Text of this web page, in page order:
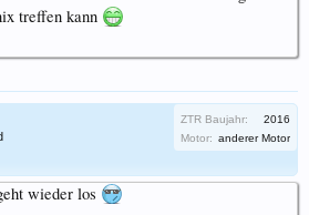
treffen kann
ZTR Baujahr:
2016
Motor: anderer Motor
wieder los